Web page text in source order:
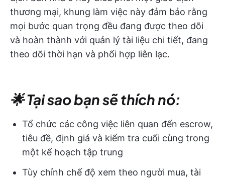
thương mại, khung làm việc này đảm bảo rằng
mọi bước quan trọng đều đang được theo dõi
và hoàn thành với quản lý tài liệu chi tiết, đang
theo dõi thời hạn và phối hợp liên lạc.
🌟 Tại sao bạn sẽ thích nó:
Tổ chức các công việc liên quan đến escrow,
tiêu đề, định giá và kiểm tra cuối cùng trong
một kế hoạch tập trung
Tùy chỉnh chế độ xem theo người mua, tài